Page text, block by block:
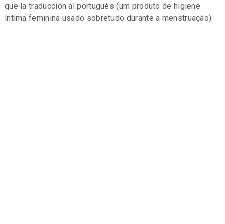
que la traducción al portugués (um produto de higiene
íntima feminina usado sobretudo durante a menstruação).